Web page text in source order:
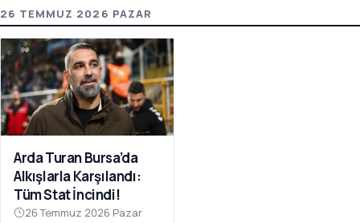
26 TEMMUZ 2026 PAZAR
Arda Turan Bursa’da
Alkışlarla Karşılandı:
Tüm Stat İncindi!
26 Temmuz 2026 Pazar